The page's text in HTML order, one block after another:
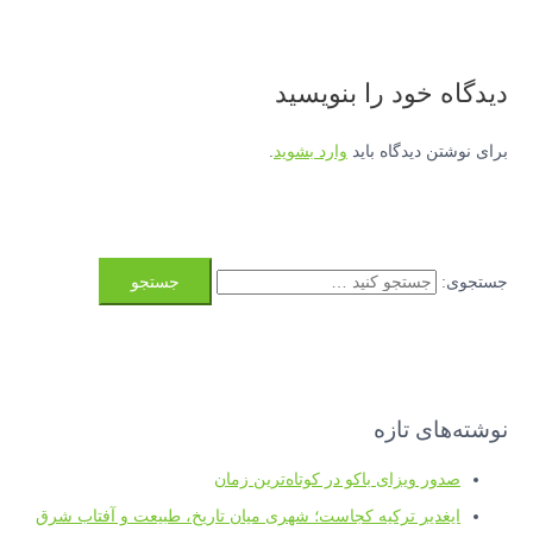
دیدگاه‌ خود را بنویسید
برای نوشتن دیدگاه باید وارد بشوید.
جستجوی:
نوشته‌های تازه
صدور ویزای باکو در کوتاه‌ترین زمان
ایغدیر ترکیه کجاست؛ شهری میان تاریخ، طبیعت و آفتاب شرق